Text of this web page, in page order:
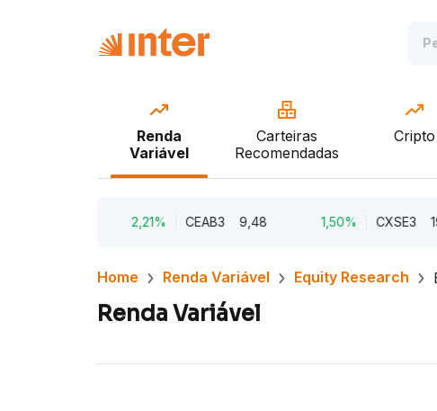
Renda
Variável
Carteiras
Recomendadas
Cripto
2,21% CEAB3 9,48 1,50% CXSE3
Home Renda Variável Equity Research
Renda Variável